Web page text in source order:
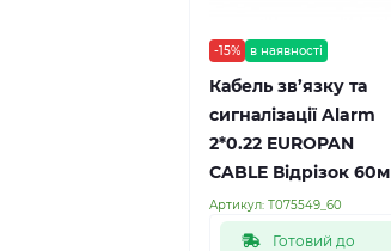
-15% в наявності
Кабель зв’язку та
сигналізації Alarm
2*0.22 EUROPAN
CABLE Відрізок 60м
Артикул: Т075549_60
Готовий до